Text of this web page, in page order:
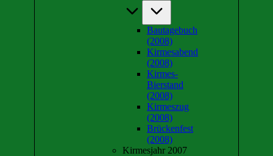
Bautagebuch
(2008)
Kirmesabend
(2008)
Kirmes-
Bierstand
(2008)
Kirmeszug
(2008)
Brückenfest
(2008)
Kirmesjahr 2007